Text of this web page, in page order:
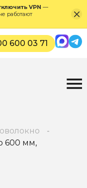
VPN —
работают
600 03 71 Max
600 мм,